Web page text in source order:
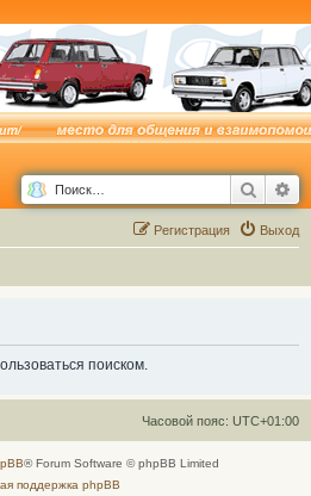
Поиск
Выход
Регистрация
поиском.
Часовой пояс: UTC+01:00
® Forum Software © phpBB Limited
поддержка phpBB